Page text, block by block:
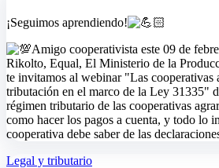
¡Seguimos aprendiendo!
Amigo cooperativista este 09 de
Rikolto, Equal, El Ministerio de la
te invitamos al webinar "Las cooperativas
tributación en el marco de la Ley 31335"
régimen tributario de las cooperativas
como hacer los pagos a cuenta, y todo lo
cooperativa debe saber de las
Legal y tributario